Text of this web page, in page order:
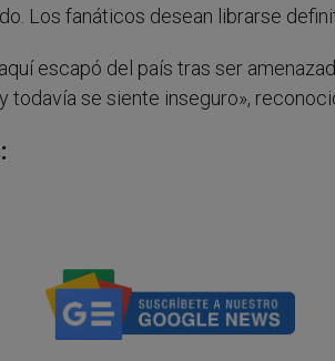
Los fanáticos desean librarse
escapó del país tras ser
todavía se siente inseguro»,